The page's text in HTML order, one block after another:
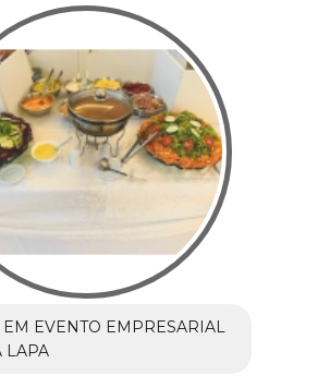
EVENTO EMPRESARIAL
LAPA